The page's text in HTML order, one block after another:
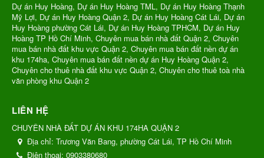
Dự án Huy Hoàng, Dự án Huy Hoàng TML, Dự án Huy Hoàng Thạnh
Mỹ Lợi, Dự án Huy Hoàng Quận 2, Dự án Huy Hoàng Cát Lái, Dự án
Huy Hoàng phường Cát Lái, Dự án Huy Hoàng TPHCM, Dự án Huy
Hoàng TP Hồ Chí Minh, Chuyên mua bán nhà đất Quận 2, Chuyên
mua bán nhà đất khu vực Quận 2, Chuyên mua bán đất nền dự án
khu 174ha, Chuyên mua bán đất nền dự án Huy Hoàng Quận 2,
Chuyên cho thuê nhà đất khu vực Quận 2, Chuyên cho thuê toà nhà
văn phòng khu Quận 2
LIÊN HỆ
CHUYÊN NHÀ ĐẤT DỰ ÁN KHU 174HA QUẬN 2
Địa chỉ: Trương Văn Bang, phường Cát Lái, TP Hồ Chí Minh
Điện thoại: 0903380680